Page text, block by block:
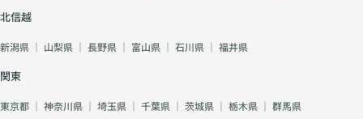
北信越
新潟県 ｜ 山梨県 ｜ 長野県 ｜ 富山県 ｜ 石川県 ｜ 福井県
関東
東京都 ｜ 神奈川県 ｜ 埼玉県 ｜ 千葉県 ｜ 茨城県 ｜ 栃木県 ｜ 群馬県